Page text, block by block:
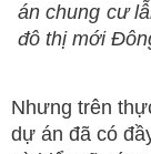
án chung cư
đô thị mới
Nhưng trên
dự án đã có